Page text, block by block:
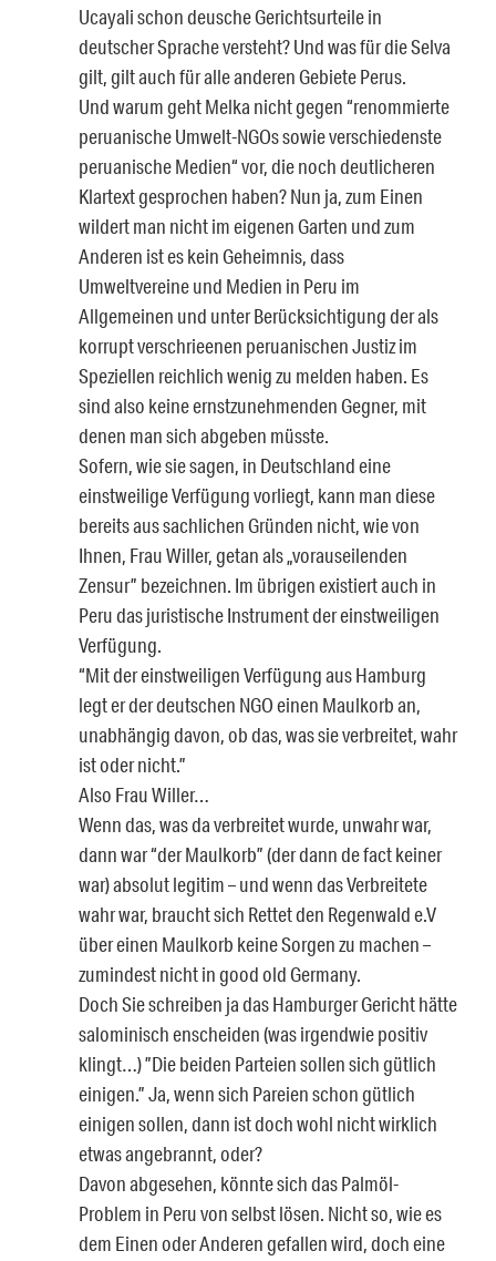
Ucayali schon deusche Gerichtsurteile in
deutscher Sprache versteht? Und was für die Selva
gilt, gilt auch für alle anderen Gebiete Perus.
Und warum geht Melka nicht gegen “renommierte
peruanische Umwelt-NGOs sowie verschiedenste
peruanische Medien“ vor, die noch deutlicheren
Klartext gesprochen haben? Nun ja, zum Einen
wildert man nicht im eigenen Garten und zum
Anderen ist es kein Geheimnis, dass
Umweltvereine und Medien in Peru im
Allgemeinen und unter Berücksichtigung der als
korrupt verschrieenen peruanischen Justiz im
Speziellen reichlich wenig zu melden haben. Es
sind also keine ernstzunehmenden Gegner, mit
denen man sich abgeben müsste.
Sofern, wie sie sagen, in Deutschland eine
einstweilige Verfügung vorliegt, kann man diese
bereits aus sachlichen Gründen nicht, wie von
Ihnen, Frau Willer, getan als „vorauseilenden
Zensur” bezeichnen. Im übrigen existiert auch in
Peru das juristische Instrument der einstweiligen
Verfügung.
“Mit der einstweiligen Verfügung aus Hamburg
legt er der deutschen NGO einen Maulkorb an,
unabhängig davon, ob das, was sie verbreitet, wahr
ist oder nicht.”
Also Frau Willer…
Wenn das, was da verbreitet wurde, unwahr war,
dann war “der Maulkorb” (der dann de fact keiner
war) absolut legitim – und wenn das Verbreitete
wahr war, braucht sich Rettet den Regenwald e.V
über einen Maulkorb keine Sorgen zu machen –
zumindest nicht in good old Germany.
Doch Sie schreiben ja das Hamburger Gericht hätte
salominisch enscheiden (was irgendwie positiv
klingt…) ”Die beiden Parteien sollen sich gütlich
einigen.” Ja, wenn sich Pareien schon gütlich
einigen sollen, dann ist doch wohl nicht wirklich
etwas angebrannt, oder?
Davon abgesehen, könnte sich das Palmöl-
Problem in Peru von selbst lösen. Nicht so, wie es
dem Einen oder Anderen gefallen wird, doch eine